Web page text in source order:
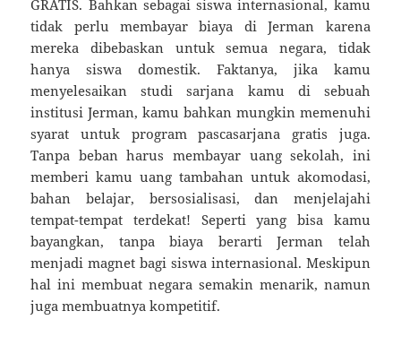
GRATIS. Bahkan sebagai siswa internasional, kamu
tidak perlu membayar biaya di Jerman karena
mereka dibebaskan untuk semua negara, tidak
hanya siswa domestik. Faktanya, jika kamu
menyelesaikan studi sarjana kamu di sebuah
institusi Jerman, kamu bahkan mungkin memenuhi
syarat untuk program pascasarjana gratis juga.
Tanpa beban harus membayar uang sekolah, ini
memberi kamu uang tambahan untuk akomodasi,
bahan belajar, bersosialisasi, dan menjelajahi
tempat-tempat terdekat! Seperti yang bisa kamu
bayangkan, tanpa biaya berarti Jerman telah
menjadi magnet bagi siswa internasional. Meskipun
hal ini membuat negara semakin menarik, namun
juga membuatnya kompetitif.